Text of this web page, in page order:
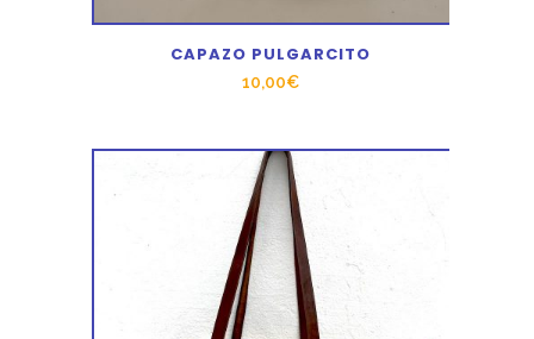
CAPAZO PULGARCITO
10,00€